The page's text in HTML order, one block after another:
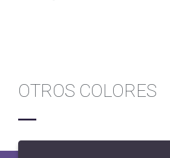
OTROS COLORES